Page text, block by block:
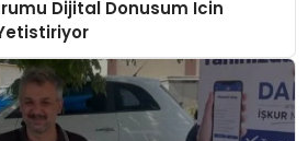
Dijital Donusum Icin